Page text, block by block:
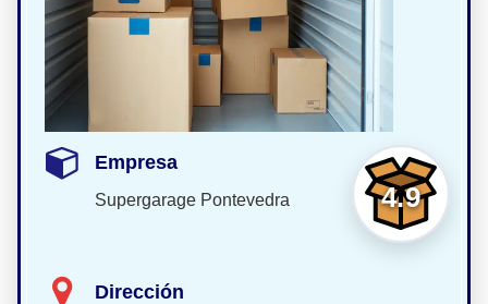
4.9
Empresa
Supergarage Pontevedra
Dirección